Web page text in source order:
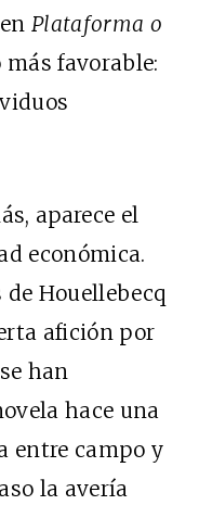
Plataforma o
favorable:
aparece el
económica.
Houellebecq
afición por
han
hace una
entre campo y
la avería